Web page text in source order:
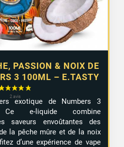
PASSION & NOIX DE
3 100ML – E.TASTY
exotique de Numbers 3
e-liquide combine
saveurs envoûtantes des
la pêche mûre et de la noix
d’une expérience de vape